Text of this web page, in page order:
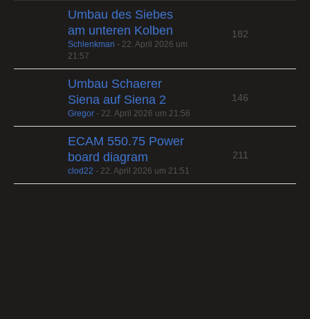
Umbau des Siebes
am unteren Kolben
Schlenkman - 22. April 2026 um
21:57
182
Umbau Schaerer
Siena auf Siena 2
Gregor - 22. April 2026 um 21:56
146
ECAM 550.75 Power
board diagram
clod22 - 22. April 2026 um 21:51
211